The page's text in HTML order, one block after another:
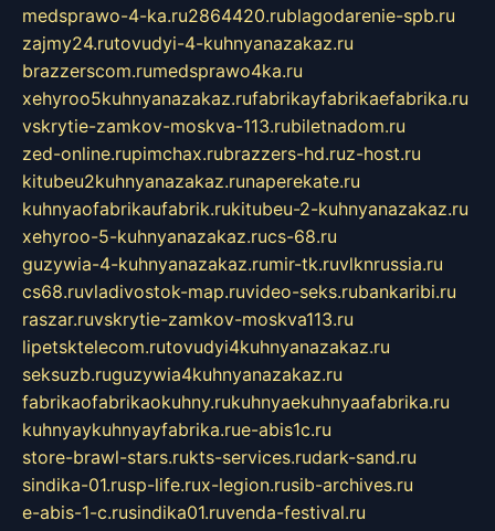
medsprawo-4-ka.ru2864420.rublagodarenie-spb.ru
zajmy24.rutovudyi-4-kuhnyanazakaz.ru
brazzerscom.rumedsprawo4ka.ru
xehyroo5kuhnyanazakaz.rufabrikayfabrikaefabrika.ru
vskrytie-zamkov-moskva-113.rubiletnadom.ru
zed-online.rupimchax.rubrazzers-hd.ruz-host.ru
kitubeu2kuhnyanazakaz.runaperekate.ru
kuhnyaofabrikaufabrik.rukitubeu-2-kuhnyanazakaz.ru
xehyroo-5-kuhnyanazakaz.rucs-68.ru
guzywia-4-kuhnyanazakaz.rumir-tk.ruvlknrussia.ru
cs68.ruvladivostok-map.ruvideo-seks.rubankaribi.ru
raszar.ruvskrytie-zamkov-moskva113.ru
lipetsktelecom.rutovudyi4kuhnyanazakaz.ru
seksuzb.ruguzywia4kuhnyanazakaz.ru
fabrikaofabrikaokuhny.rukuhnyaekuhnyaafabrika.ru
kuhnyaykuhnyayfabrika.rue-abis1c.ru
store-brawl-stars.rukts-services.rudark-sand.ru
sindika-01.rusp-life.rux-legion.rusib-archives.ru
e-abis-1-c.rusindika01.ruvenda-festival.ru